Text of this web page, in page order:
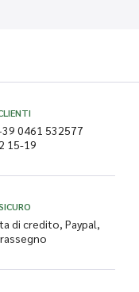
0461 532577
15-19
di credito, Paypal,